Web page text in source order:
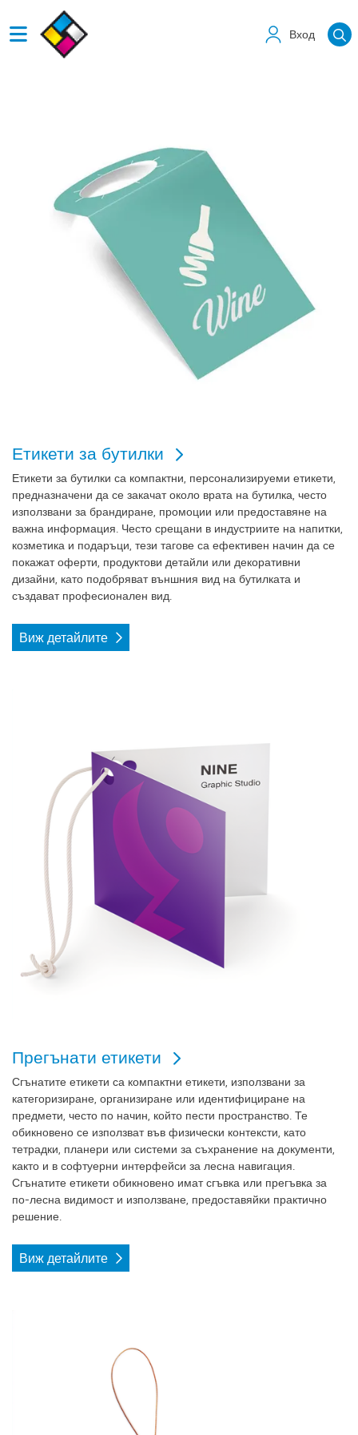
Вход
Етикети за бутилки
Етикети за бутилки са компактни, персонализируеми етикети,
предназначени да се закачат около врата на бутилка, често
използвани за брандиране, промоции или предоставяне на
важна информация. Често срещани в индустриите на напитки,
козметика и подаръци, тези тагове са ефективен начин да се
покажат оферти, продуктови детайли или декоративни
дизайни, като подобряват външния вид на бутилката и
създават професионален вид.
Виж детайлите
Прегънати етикети
Сгънатите етикети са компактни етикети, използвани за
категоризиране, организиране или идентифициране на
предмети, често по начин, който пести пространство. Те
обикновено се използват във физически контексти, като
тетрадки, планери или системи за съхранение на документи,
както и в софтуерни интерфейси за лесна навигация.
Сгънатите етикети обикновено имат сгъвка или прегъвка за
по-лесна видимост и използване, предоставяйки практично
решение.
Виж детайлите